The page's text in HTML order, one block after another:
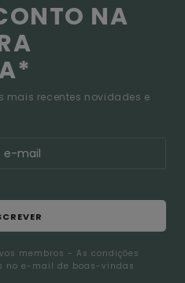
NA
mais recentes novidades e
membros - As condições
no e-mail de boas-vindas